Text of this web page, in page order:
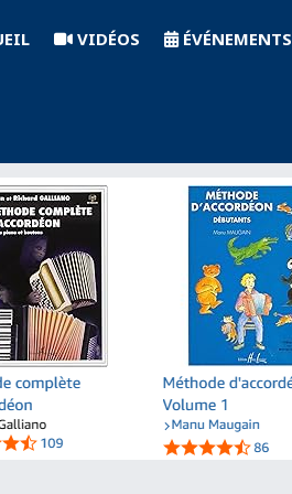
VIDÉOS ÉVÉNEMENTS